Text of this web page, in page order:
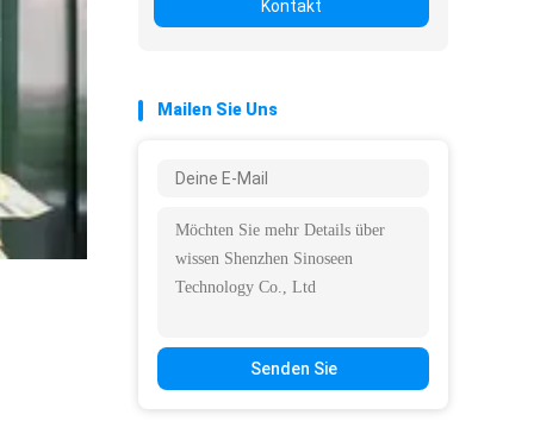
Kontakt
Mailen Sie Uns
Senden Sie